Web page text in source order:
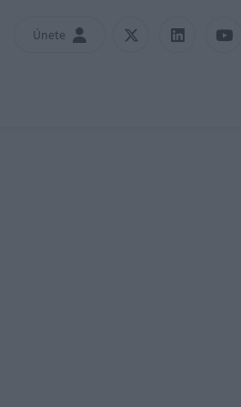
Únete